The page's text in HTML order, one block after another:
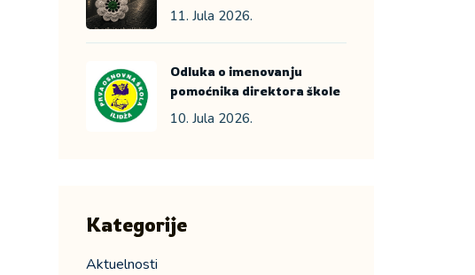
11. Jula 2026.
Odluka o imenovanju
pomoćnika direktora škole
10. Jula 2026.
Kategorije
Aktuelnosti